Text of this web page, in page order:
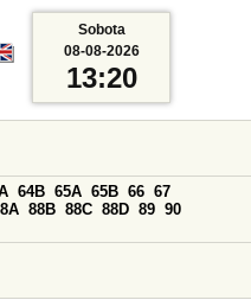
64B 65A 65B 66 67
88B 88C 88D 89 90
Sobota
08-08-2026
13:20